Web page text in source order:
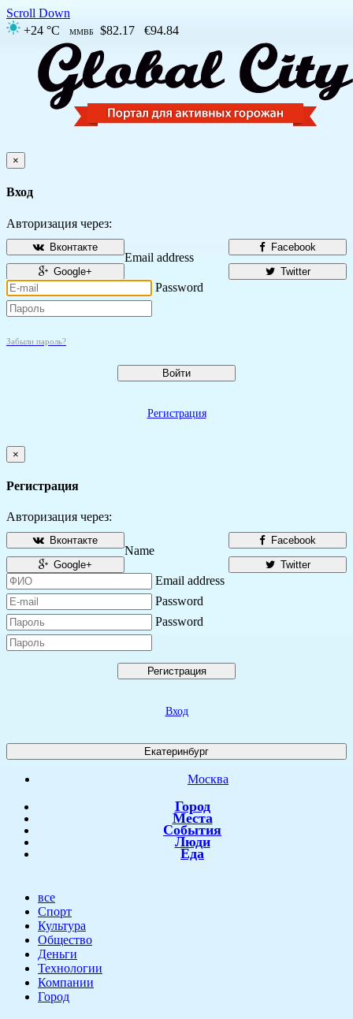
Scroll Down
+24 °C
ММВБ $82.17 €94.84
×
Вход
Авторизация через:
Facebook
Вконтакте
Twitter
Google+
Email address
Password
Забыли пароль?
Войти
Регистрация
×
Регистрация
Авторизация через:
Facebook
Вконтакте
Twitter
Google+
Name
Email address
Password
Password
Регистрация
Вход
Екатеринбург
Москва
Город
Места
События
Люди
Еда
все
Спорт
Культура
Общество
Деньги
Технологии
Компании
Город